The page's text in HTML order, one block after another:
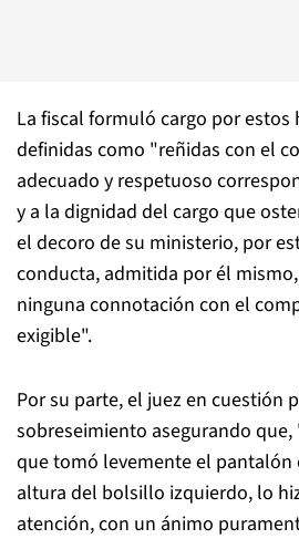
La fiscal formuló cargo por estos
definidas como "reñidas con el
adecuado y respetuoso
y a la dignidad del cargo que
el decoro de su ministerio, por
conducta, admitida por él
ninguna connotación con el
exigible".
Por su parte, el juez en cuestión
sobreseimiento asegurando que,
que tomó levemente el pantalón
altura del bolsillo izquierdo, lo
atención, con un ánimo